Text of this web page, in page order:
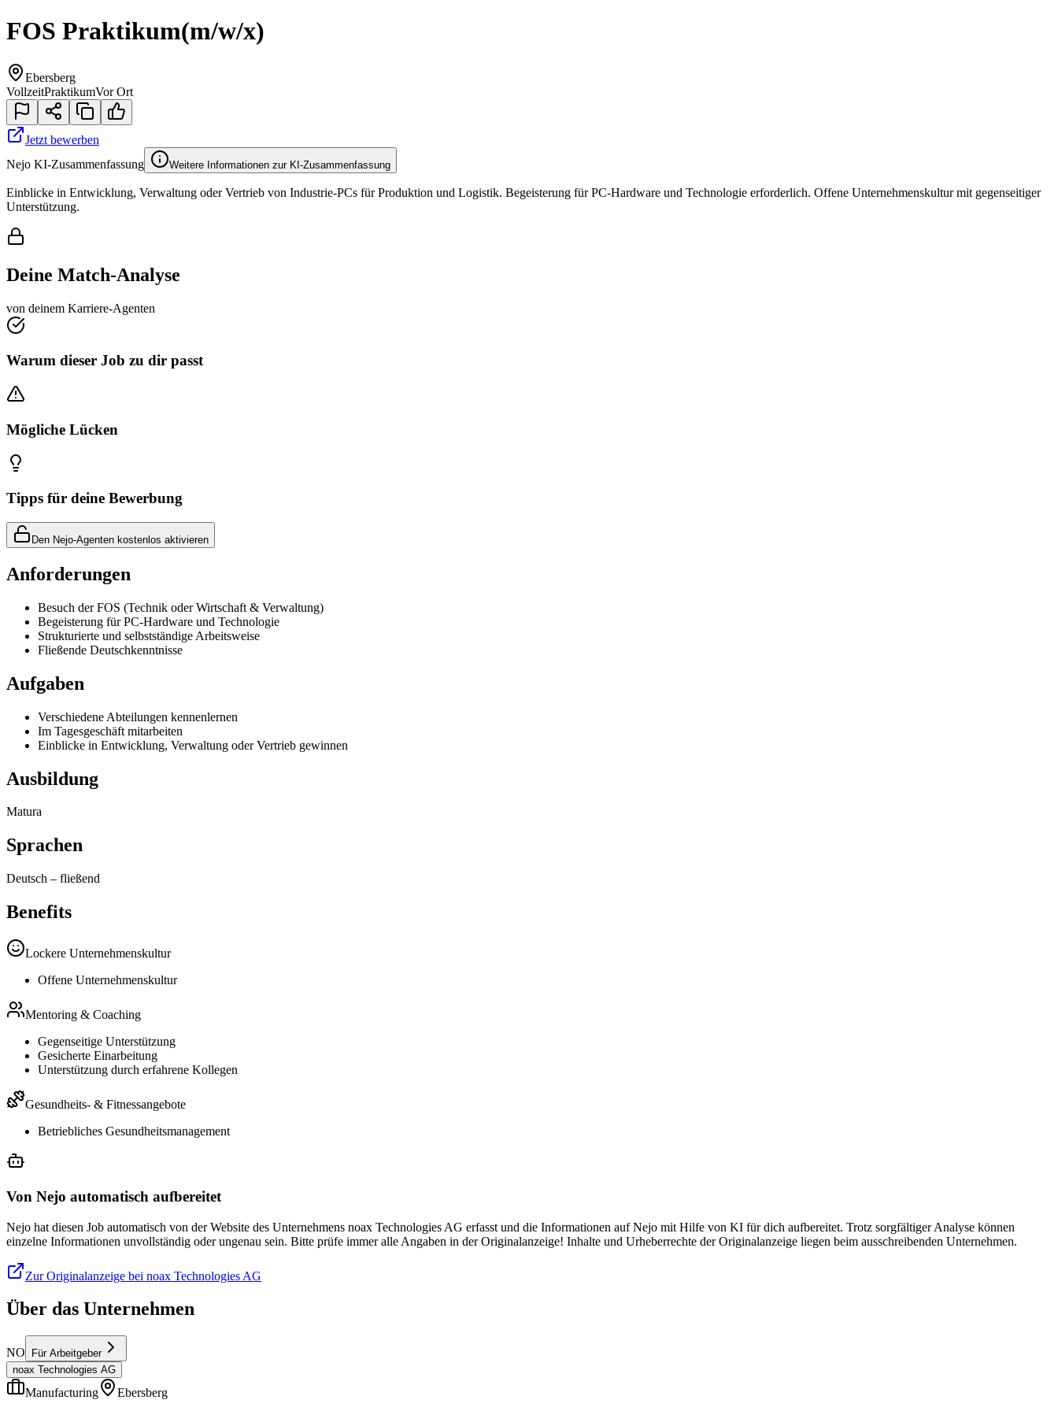
FOS Praktikum(m/w/x)
Ebersberg
VollzeitPraktikumVor Ort
Jetzt bewerben
Nejo KI-Zusammenfassung
Weitere Informationen zur KI-Zusammenfassung
Einblicke in Entwicklung, Verwaltung oder Vertrieb von Industrie-PCs für Produktion und Logistik. Begeisterung für PC-Hardware und Technologie erforderlich. Offene Unternehmenskultur mit gegenseitiger
Unterstützung.
Deine Match-Analyse
von deinem Karriere-Agenten
Warum dieser Job zu dir passt
Mögliche Lücken
Tipps für deine Bewerbung
Den Nejo-Agenten kostenlos aktivieren
Anforderungen
Besuch der FOS (Technik oder Wirtschaft & Verwaltung)
Begeisterung für PC-Hardware und Technologie
Strukturierte und selbstständige Arbeitsweise
Fließende Deutschkenntnisse
Aufgaben
Verschiedene Abteilungen kennenlernen
Im Tagesgeschäft mitarbeiten
Einblicke in Entwicklung, Verwaltung oder Vertrieb gewinnen
Ausbildung
Matura
Sprachen
Deutsch – fließend
Benefits
Lockere Unternehmenskultur
Offene Unternehmenskultur
Mentoring & Coaching
Gegenseitige Unterstützung
Gesicherte Einarbeitung
Unterstützung durch erfahrene Kollegen
Gesundheits- & Fitnessangebote
Betriebliches Gesundheitsmanagement
Von Nejo automatisch aufbereitet
Nejo hat diesen Job automatisch von der Website des Unternehmens noax Technologies AG erfasst und die Informationen auf Nejo mit Hilfe von KI für dich aufbereitet. Trotz sorgfältiger Analyse können
einzelne Informationen unvollständig oder ungenau sein. Bitte prüfe immer alle Angaben in der Originalanzeige! Inhalte und Urheberrechte der Originalanzeige liegen beim ausschreibenden Unternehmen.
Zur Originalanzeige bei noax Technologies AG
Über das Unternehmen
NO
Für Arbeitgeber
noax Technologies AG
Manufacturing Ebersberg